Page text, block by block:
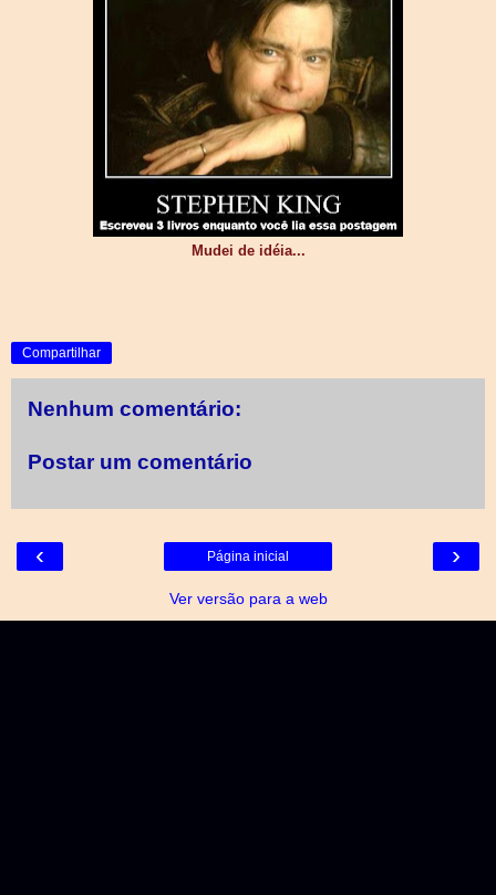
Mudei de idéia...
Compartilhar
Nenhum comentário:
Postar um comentário
‹ ›
Página inicial
Ver versão para a web